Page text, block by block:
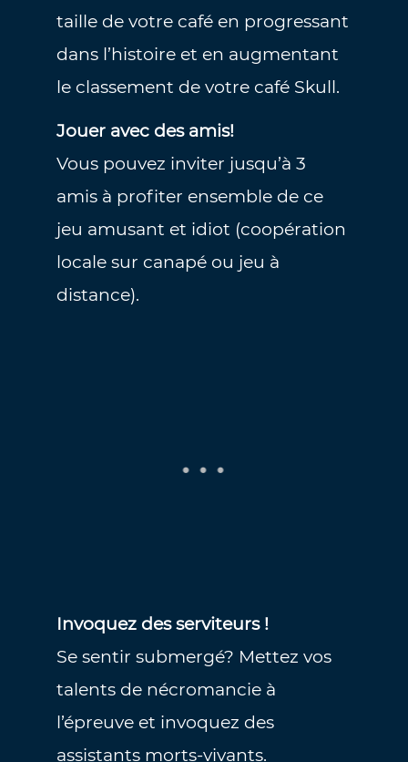
taille de votre café en progressant
dans l’histoire et en augmentant
le classement de votre café Skull.
Jouer avec des amis!
Vous pouvez inviter jusqu’à 3
amis à profiter ensemble de ce
jeu amusant et idiot (coopération
locale sur canapé ou jeu à
distance).
Invoquez des serviteurs !
Se sentir submergé? Mettez vos
talents de nécromancie à
l’épreuve et invoquez des
assistants morts-vivants.